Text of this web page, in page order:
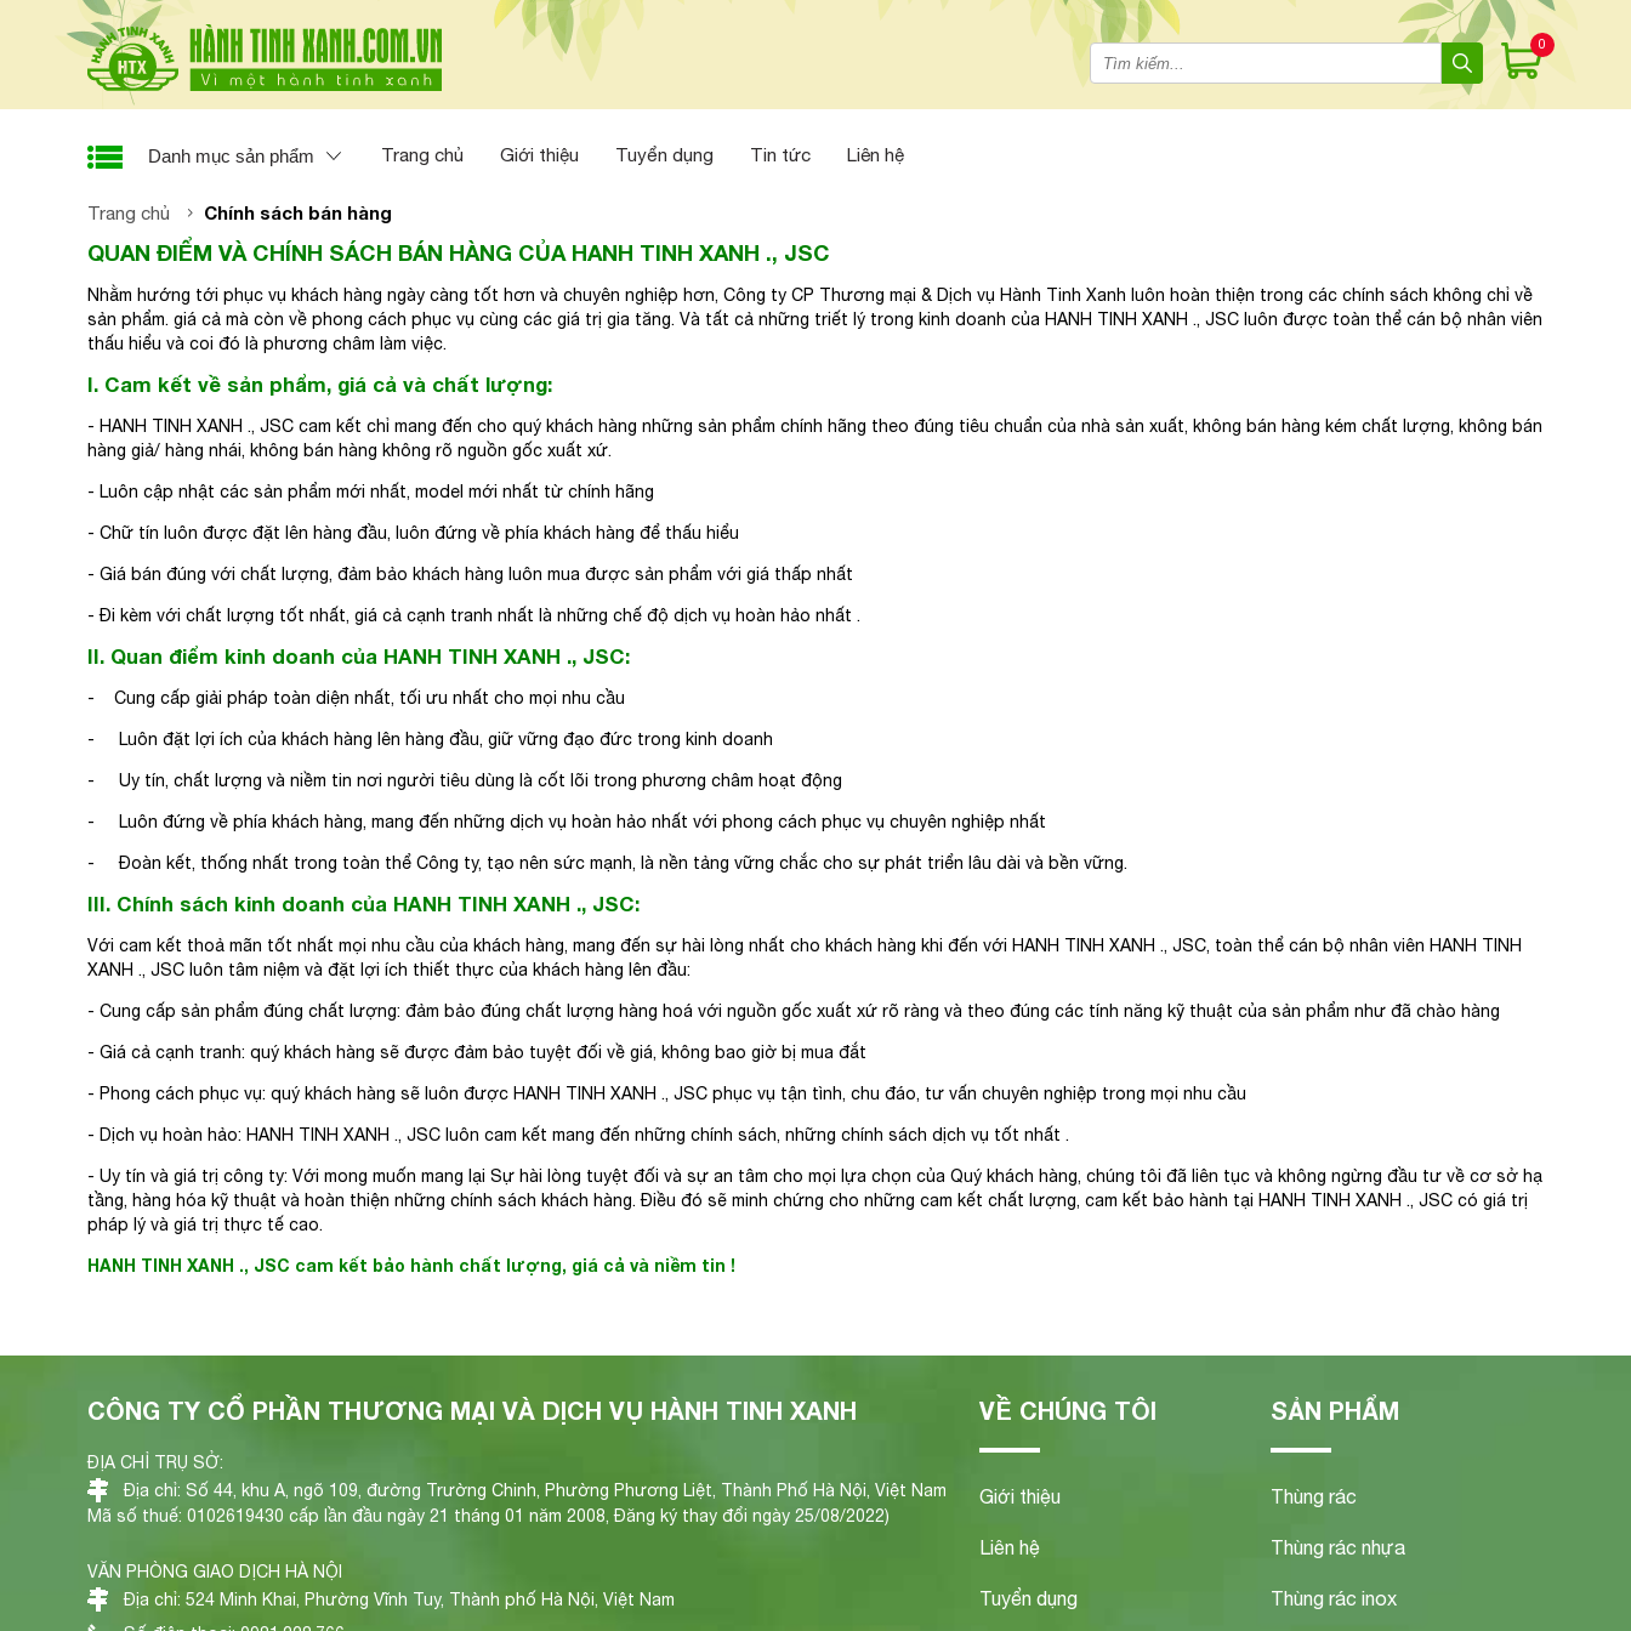
0
Danh mục sản phẩm Trang chủ Giới thiệu Tuyển dụng Tin tức Liên hệ
Trang chủ Chính sách bán hàng
QUAN ĐIỂM VÀ CHÍNH SÁCH BÁN HÀNG CỦA HANH TINH XANH ., JSC
Nhằm hướng tới phục vụ khách hàng ngày càng tốt hơn và chuyên nghiệp hơn, Công ty CP Thương mại & Dịch vụ Hành Tinh Xanh luôn hoàn thiện trong các chính sách không chỉ về
sản phẩm. giá cả mà còn về phong cách phục vụ cùng các giá trị gia tăng. Và tất cả những triết lý trong kinh doanh của HANH TINH XANH ., JSC luôn được toàn thể cán bộ nhân viên
thấu hiểu và coi đó là phương châm làm việc.
I. Cam kết về sản phẩm, giá cả và chất lượng:
- HANH TINH XANH ., JSC cam kết chỉ mang đến cho quý khách hàng những sản phẩm chính hãng theo đúng tiêu chuẩn của nhà sản xuất, không bán hàng kém chất lượng, không bán
hàng giả/ hàng nhái, không bán hàng không rõ nguồn gốc xuất xứ.
- Luôn cập nhật các sản phẩm mới nhất, model mới nhất từ chính hãng
- Chữ tín luôn được đặt lên hàng đầu, luôn đứng về phía khách hàng để thấu hiểu
- Giá bán đúng với chất lượng, đảm bảo khách hàng luôn mua được sản phẩm với giá thấp nhất
- Đi kèm với chất lượng tốt nhất, giá cả cạnh tranh nhất là những chế độ dịch vụ hoàn hảo nhất .
II. Quan điểm kinh doanh của HANH TINH XANH ., JSC:
- Cung cấp giải pháp toàn diện nhất, tối ưu nhất cho mọi nhu cầu
- Luôn đặt lợi ích của khách hàng lên hàng đầu, giữ vững đạo đức trong kinh doanh
- Uy tín, chất lượng và niềm tin nơi người tiêu dùng là cốt lõi trong phương châm hoạt động
- Luôn đứng về phía khách hàng, mang đến những dịch vụ hoàn hảo nhất với phong cách phục vụ chuyên nghiệp nhất
- Đoàn kết, thống nhất trong toàn thể Công ty, tạo nên sức mạnh, là nền tảng vững chắc cho sự phát triển lâu dài và bền vững.
III. Chính sách kinh doanh của HANH TINH XANH ., JSC:
Với cam kết thoả mãn tốt nhất mọi nhu cầu của khách hàng, mang đến sự hài lòng nhất cho khách hàng khi đến với HANH TINH XANH ., JSC, toàn thể cán bộ nhân viên HANH TINH
XANH ., JSC luôn tâm niệm và đặt lợi ích thiết thực của khách hàng lên đầu:
- Cung cấp sản phẩm đúng chất lượng: đảm bảo đúng chất lượng hàng hoá với nguồn gốc xuất xứ rõ ràng và theo đúng các tính năng kỹ thuật của sản phẩm như đã chào hàng
- Giá cả cạnh tranh: quý khách hàng sẽ được đảm bảo tuyệt đối về giá, không bao giờ bị mua đắt
- Phong cách phục vụ: quý khách hàng sẽ luôn được HANH TINH XANH ., JSC phục vụ tận tình, chu đáo, tư vấn chuyên nghiệp trong mọi nhu cầu
- Dịch vụ hoàn hảo: HANH TINH XANH ., JSC luôn cam kết mang đến những chính sách, những chính sách dịch vụ tốt nhất .
- Uy tín và giá trị công ty: Với mong muốn mang lại Sự hài lòng tuyệt đối và sự an tâm cho mọi lựa chọn của Quý khách hàng, chúng tôi đã liên tục và không ngừng đầu tư về cơ sở hạ
tầng, hàng hóa kỹ thuật và hoàn thiện những chính sách khách hàng. Điều đó sẽ minh chứng cho những cam kết chất lượng, cam kết bảo hành tại HANH TINH XANH ., JSC có giá trị
pháp lý và giá trị thực tế cao.
HANH TINH XANH ., JSC cam kết bảo hành chất lượng, giá cả và niềm tin !
CÔNG TY CỔ PHẦN THƯƠNG MẠI VÀ DỊCH VỤ HÀNH TINH XANH
ĐỊA CHỈ TRỤ SỞ:
Địa chỉ: Số 44, khu A, ngõ 109, đường Trường Chinh, Phường Phương Liệt, Thành Phố Hà Nội, Việt Nam
Mã số thuế: 0102619430 cấp lần đầu ngày 21 tháng 01 năm 2008, Đăng ký thay đổi ngày 25/08/2022)
VĂN PHÒNG GIAO DỊCH HÀ NỘI
Địa chỉ: 524 Minh Khai, Phường Vĩnh Tuy, Thành phố Hà Nội, Việt Nam
VỀ CHÚNG TÔI
Giới thiệu
Liên hệ
Tuyển dụng
SẢN PHẨM
Thùng rác
Thùng rác nhựa
Thùng rác inox